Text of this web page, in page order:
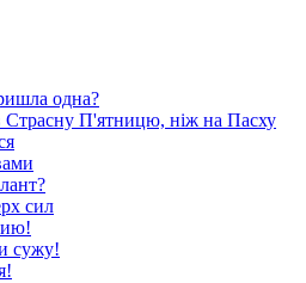
одна?
Страсну П'ятницю, ніж на Пасху
сил
сужу!